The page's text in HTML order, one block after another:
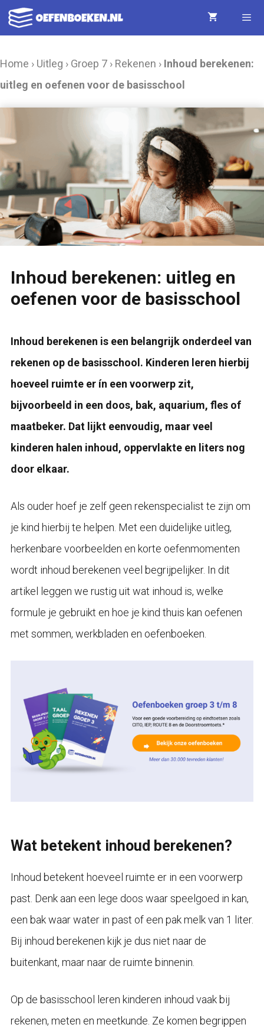
Ga
naar
Home › Uitleg › Groep 7 › Rekenen › Inhoud berekenen:
uitleg en oefenen voor de basisschool
Inhoud berekenen: uitleg en
oefenen voor de basisschool
Inhoud berekenen is een belangrijk onderdeel van
rekenen op de basisschool. Kinderen leren hierbij
hoeveel ruimte er ín een voorwerp zit,
bijvoorbeeld in een doos, bak, aquarium, fles of
maatbeker. Dat lijkt eenvoudig, maar veel
kinderen halen inhoud, oppervlakte en liters nog
door elkaar.
Als ouder hoef je zelf geen rekenspecialist te zijn om
je kind hierbij te helpen. Met een duidelijke uitleg,
herkenbare voorbeelden en korte oefenmomenten
wordt inhoud berekenen veel begrijpelijker. In dit
artikel leggen we rustig uit wat inhoud is, welke
formule je gebruikt en hoe je kind thuis kan oefenen
met sommen, werkbladen en oefenboeken.
Wat betekent inhoud berekenen?
Inhoud betekent hoeveel ruimte er in een voorwerp
past. Denk aan een lege doos waar speelgoed in kan,
een bak waar water in past of een pak melk van 1 liter.
Bij inhoud berekenen kijk je dus niet naar de
buitenkant, maar naar de ruimte binnenin.
Op de basisschool leren kinderen inhoud vaak bij
rekenen, meten en meetkunde. Ze komen begrippen